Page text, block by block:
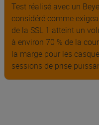
Test réalisé avec un
considéré comme
de la SSL 1 atteint un
à environ 70 % de la
la marge pour les
sessions de prise